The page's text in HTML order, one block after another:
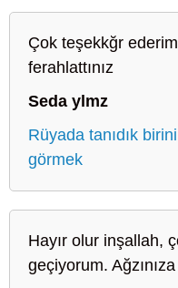
Çok teşekkğr
ferahlattınız
Seda ylmz
Rüyada tanıdık
görmek
Hayır olur inşallah,
geçiyorum.